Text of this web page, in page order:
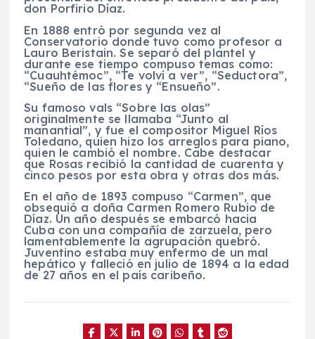
don Porfirio Díaz.
En 1888 entró por segunda vez al
Conservatorio donde tuvo como profesor a
Lauro Beristain. Se separó del plantel y
durante ese tiempo compuso temas como:
“Cuauhtémoc”, “Te volví a ver”, “Seductora”,
“Sueño de las flores y “Ensueño”.
Su famoso vals “Sobre las olas”
originalmente se llamaba “Junto al
manantial”, y fue el compositor Miguel Ríos
Toledano, quien hizo los arreglos para piano,
quien le cambió el nombre. Cabe destacar
que Rosas recibió la cantidad de cuarenta y
cinco pesos por esta obra y otras dos más.
En el año de 1893 compuso “Carmen”, que
obsequió a doña Carmen Romero Rubio de
Díaz. Un año después se embarcó hacia
Cuba con una compañía de zarzuela, pero
lamentablemente la agrupación quebró.
Juventino estaba muy enfermo de un mal
hepático y falleció en julio de 1894 a la edad
de 27 años en el país caribeño.